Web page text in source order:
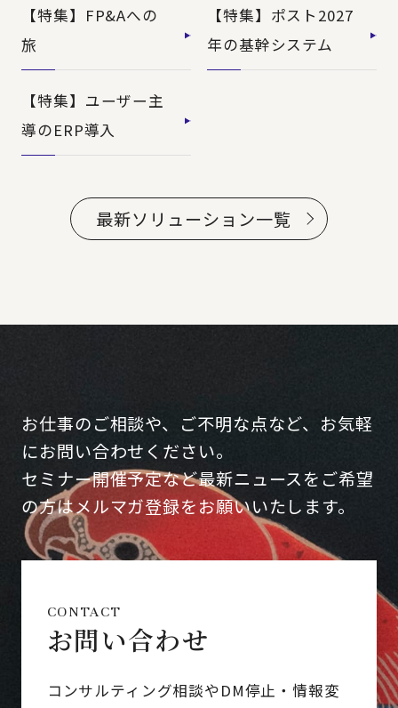
【特集】FP&Aへの
旅
【特集】ポスト2027
年の基幹システム
【特集】ユーザー主
導のERP導入
最新ソリューション一覧
お仕事のご相談や、ご不明な点など、お気軽
にお問い合わせください。
セミナー開催予定など最新ニュースをご希望
の方はメルマガ登録をお願いいたします。
CONTACT
お問い合わせ
コンサルティング相談やDM停止・情報変